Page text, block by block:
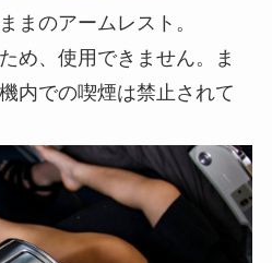
まのアームレスト。
め、使用できません。ま
内での喫煙は禁止されて